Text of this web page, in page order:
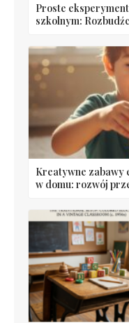
Proste
szkolnym:
Kreatywne zabawy
w domu: rozwój